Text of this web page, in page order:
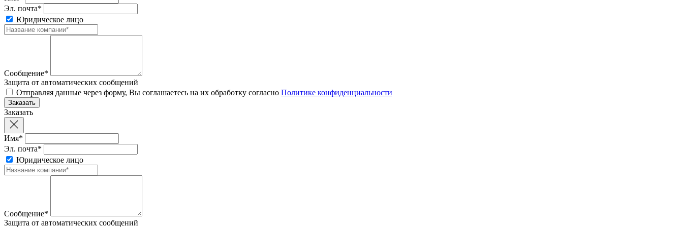
Эл. почта*
Юридическое лицо
Сообщение*
Защита от автоматических сообщений
Отправляя данные через форму, Вы соглашаетесь на их обработку согласно Политике конфиденциальности
Заказать
Имя*
Эл. почта*
Юридическое лицо
Сообщение*
Защита от автоматических сообщений